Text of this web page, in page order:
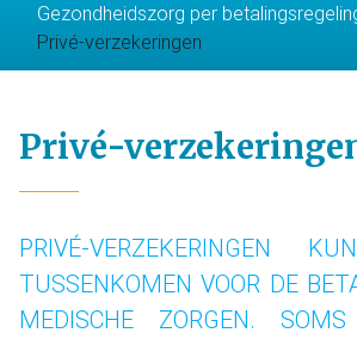
Gezondheidszorg per
Privé-verzekeringen
Privé-
PRIVÉ-VERZEKERINGEN
TUSSENKOMEN VOOR DE
MEDISCHE ZORGEN.